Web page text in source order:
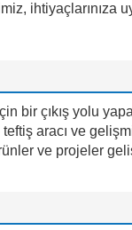
bir çıkış yolu
aracı ve
ve projeler